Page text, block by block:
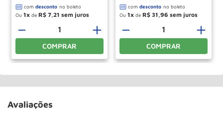
Ou 1 de R$ 7 21
＋
－
COMPRAR
Ou 1 de R$ 31 96
＋
－
COMPRAR
Avaliações